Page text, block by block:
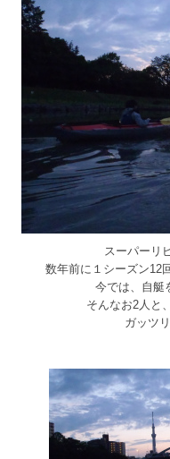
スーパーリ
数年前に１シーズン12
今では、自艇
そんなお2人と
ガッツ